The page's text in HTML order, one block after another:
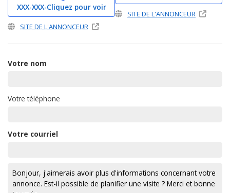
XXX-XXX-Cliquez pour voir
SITE DE L'ANNONCEUR
SITE DE L'ANNONCEUR
Votre nom
Votre téléphone
Votre courriel